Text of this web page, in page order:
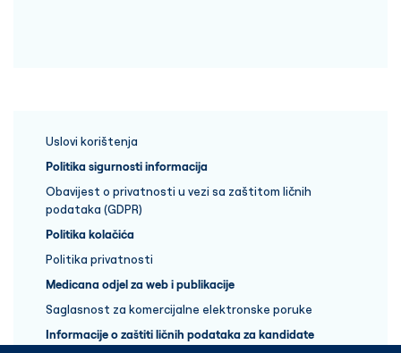
Uslovi korištenja
Politika sigurnosti informacija
Obavijest o privatnosti u vezi sa zaštitom ličnih
podataka (GDPR)
Politika kolačića
Politika privatnosti
Medicana odjel za web i publikacije
Saglasnost za komercijalne elektronske poruke
Informacije o zaštiti ličnih podataka za kandidate